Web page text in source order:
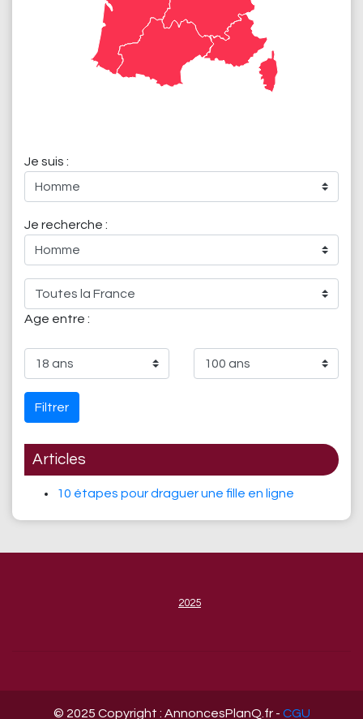
Je suis :
Je recherche :
Age entre :
Filtrer
Articles
10 étapes pour draguer une fille en ligne
2025
© 2025 Copyright : AnnoncesPlanQ.fr - CGU